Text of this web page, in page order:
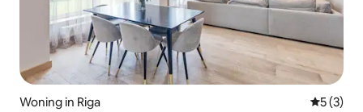
Woning in Riga
5 (3)